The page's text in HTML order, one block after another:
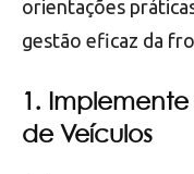
orientações
gestão eficaz da
1.
de Veículos